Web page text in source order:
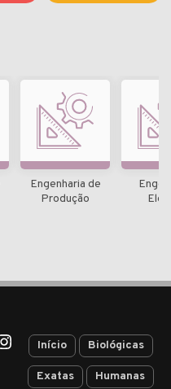
Engenharia de
Produção
Início Biológicas
Exatas Humanas